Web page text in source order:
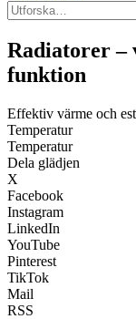
Radiatorer –
funktion
Effektiv värme och
Temperatur
Temperatur
Dela glädjen
X
Facebook
Instagram
LinkedIn
YouTube
Pinterest
TikTok
Mail
RSS